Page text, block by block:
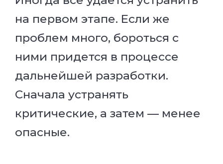
на первом этапе. Если же
проблем много, бороться с
ними придется в процессе
дальнейшей разработки.
Сначала устранять
критические, а затем — менее
опасные.